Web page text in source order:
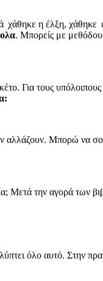
η έλξη, χάθηκε
. Μπορείς με
Για τους
αλλάζουν. Μπορώ να
την αγορά των
όλο αυτό. Στην